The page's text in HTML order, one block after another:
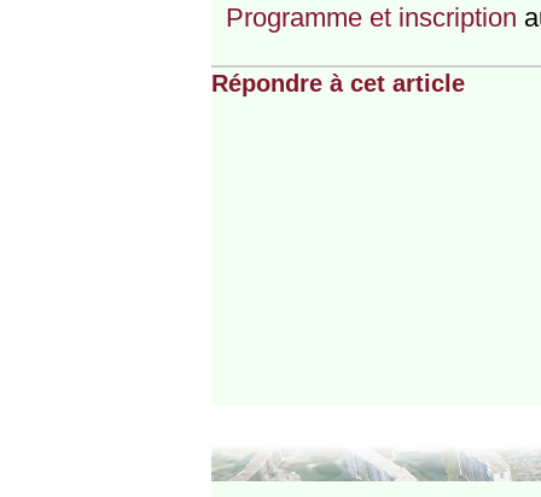
Programme et inscription
Répondre à cet article